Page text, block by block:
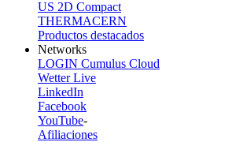
US 2D Compact
THERMACERN
Productos destacados
Networks
LOGIN Cumulus Cloud
Wetter Live
LinkedIn
Facebook
YouTube-
Afiliaciones